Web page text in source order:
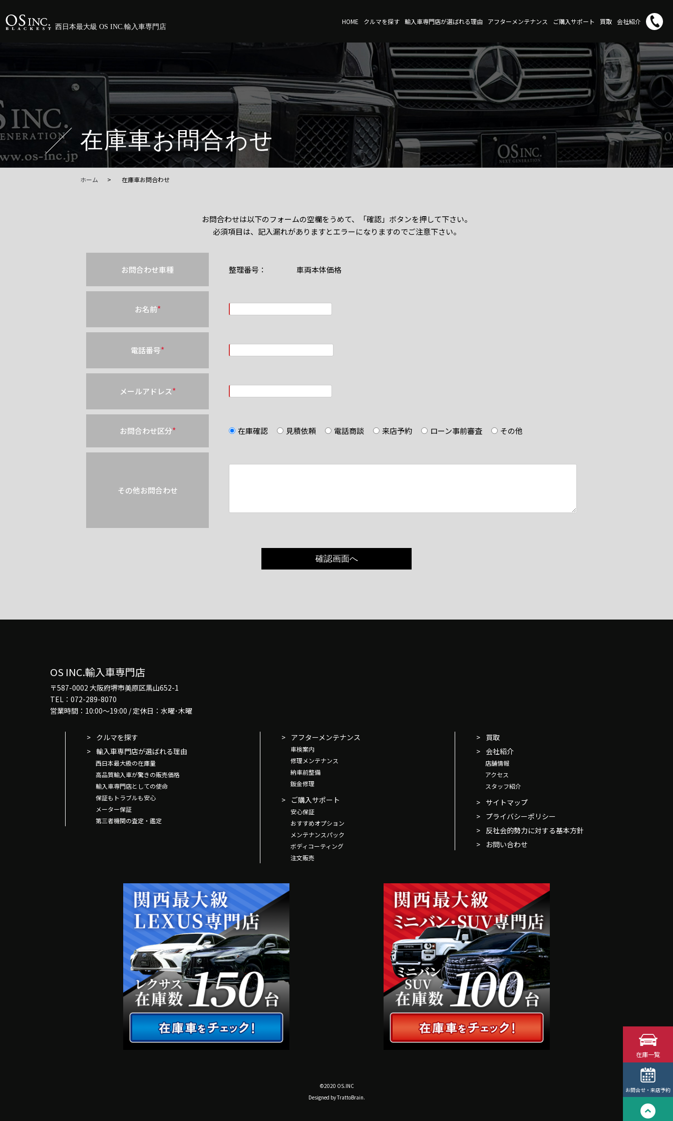
西日本最大級 OS INC.輸入車専門店
HOME クルマを探す 輸入車専門店が選ばれる理由 アフターメンテナンス ご購入サポート 買取 会社紹介
在庫車お問合わせ
ホーム 在庫車お問合わせ
お問合わせは以下のフォームの空欄をうめて、「確認」ボタンを押して下さい。
必須項目は、記入漏れがありますとエラーになりますのでご注意下さい。
お問合わせ車種 整理番号： 車両本体価格
お名前*
電話番号*
メールアドレス*
お問合わせ区分* 在庫確認 見積依頼 電話商談 来店予約 ローン事前審査 その他
その他お問合わせ
在庫一覧
お問合せ・来店予約
OS INC.輸入車専門店
〒587-0002 大阪府堺市美原区黒山652-1
TEL：072-289-8070
営業時間：10:00～19:00 / 定休日：水曜･木曜
クルマを探す
輸入車専門店が選ばれる理由
西日本最大級の在庫量
高品質輸入車が驚きの販売価格
輸入車専門店としての使命
保証もトラブルも安心
メーター保証
第三者機関の査定・鑑定
アフターメンテナンス
車検案内
修理メンテナンス
納車前整備
鈑金修理
ご購入サポート
安心保証
おすすめオプション
メンテナンスパック
ボディコーティング
注文販売
買取
会社紹介
店舗情報
アクセス
スタッフ紹介
サイトマップ
プライバシーポリシー
反社会的勢力に対する基本方針
お問い合わせ
©2020 OS.INC
Designed byTrattoBrain.